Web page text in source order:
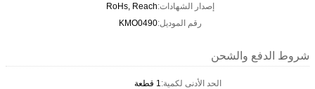
إصدار الشهادات:RoHs, Reach
رقم الموديل:KMO0490
شروط الدفع والشحن
الحد الأدنى لكمية:1 قطعة